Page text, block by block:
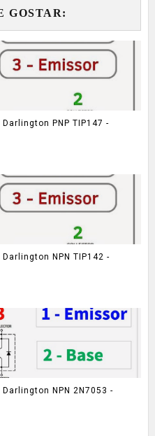
GOSTAR:
PNP TIP147 -
NPN TIP142 -
NPN 2N7053 -